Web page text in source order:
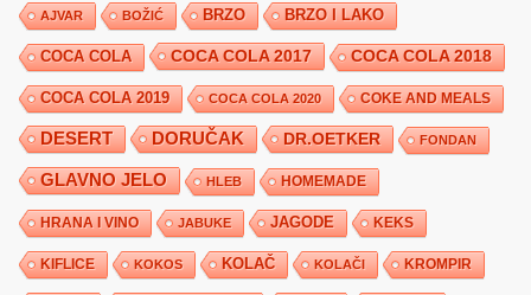
AJVAR BOŽIĆ BRZO BRZO I LAKO
COCA COLA COCA COLA 2017 COCA COLA 2018
COCA COLA 2019 COCA COLA 2020 COKE AND MEALS
DESERT DORUČAK DR.OETKER FONDAN
GLAVNO JELO HLEB HOMEMADE
HRANA I VINO JABUKE JAGODE KEKS
KIFLICE KOKOS KOLAČ KOLAČI KROMPIR